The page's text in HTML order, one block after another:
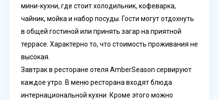
мини-кухни, где стоит холодильник, кофеварка,
чайник, мойка и набор посуды. Гости могут отдохнуть
в общей гостиной или принять загар на приятной
террасе. Характерно то, что стоимость проживания не
высокая.
Завтрак в ресторане отеля AmberSeason сервируют
каждое утро. В меню ресторана входят блюда
интернациональной кухни. Кроме этого можно